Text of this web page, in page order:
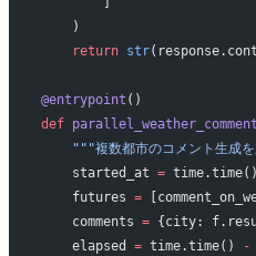
    )
    return
str
@entrypoint ()
def
"""複数都市のコメント生成
    started_at
= time.time()
    futures
=
    comments
= {city:
    elapsed
= time.time() -